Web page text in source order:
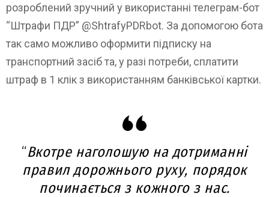
розроблений зручний у використанні телеграм-бот
“Штрафи ПДР” @ShtrafyPDRbot. За допомогою бота
так само можливо оформити підписку на
транспортний засіб та, у разі потреби, сплатити
штраф в 1 клік з використанням банківської картки.
“Вкотре наголошую на дотриманні
правил дорожнього руху, порядок
починається з кожного з нас.